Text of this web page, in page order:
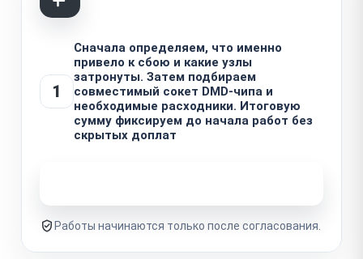
1
Сначала определяем, что именно
привело к сбою и какие узлы
затронуты. Затем подбираем
совместимый сокет DMD-чипа и
необходимые расходники. Итоговую
сумму фиксируем до начала работ без
скрытых доплат
Работы начинаются только после согласования.